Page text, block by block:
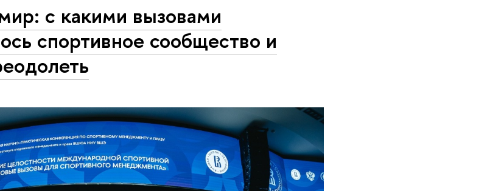
с какими вызовами
спортивное сообщество и